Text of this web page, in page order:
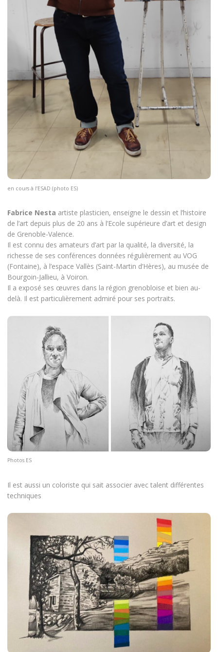
en cours à l’ESAD (photo ES)
Fabrice Nesta artiste plasticien, enseigne le dessin et l’histoire
de l’art depuis plus de 20 ans à l’Ecole supérieure d’art et design
de Grenoble-Valence.
Il est connu des amateurs d’art par la qualité, la diversité, la
richesse de ses conférences données régulièrement au VOG
(Fontaine), à l’espace Vallès (Saint-Martin d’Hères), au musée de
Bourgoin-Jallieu, à Voiron.
Il a exposé ses œuvres dans la région grenobloise et bien au-
delà. Il est particulièrement admiré pour ses portraits.
Photos ES
Il est aussi un coloriste qui sait associer avec talent différentes
techniques